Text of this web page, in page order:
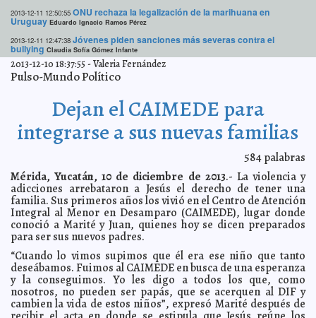
2013-12-11 12:50:55 ONU rechaza la legalización de la marihuana en
Uruguay Eduardo Ignacio Ramos Pérez
2013-12-11 12:47:38 Jóvenes piden sanciones más severas contra el
bullying Claudia Sofía Gómez Infante
2013-12-11 12:43:00 Es normal la etapa cuando el niño muerde
Briceño Sánchez
Gómez Infante
2013-12-11 06:21:55 Adam Sandler es el actor menos rentable de Hollywood
Claudia Sofía Gómez Infante
Recomendaciones para no despilfarrar el aguinaldo
2013-12-11 06:11:15 Descenderá la temperatura en varios estados María del
Mar Boeta
2013-12-11 06:08:33 EE.UU rechaza iniciativa para reconocer a los
chimpancés como personas Jorge Armando León Borges
2013-12-11 06:04:39 El Personaje del Año: El Papa Francisco
León Borges
2013-12-11 05:58:39 ¿Por qué Holanda dio marcha atrás en el libre
consumo de la marihuana? Claudia Sofía Gómez Infante
2013-12-11 05:55:37 Le hacen creer que estuvo en coma 10 años para que
deje la bebida Eduardo Ignacio Ramos Pérez
2013-12-10 18:37:55-Valeria Fernández
Pulso-Mundo Político
Dejan el CAIMEDE para
integrarse a sus nuevas familias
584palabras
Mérida, Yucatán, 10 de diciembre de 2013.- La violencia y
adicciones arrebataron a Jesús el derecho de tener una
familia. Sus primeros años los vivió en el Centro de Atención
Integral al Menor en Desamparo (CAIMEDE), lugar donde
conoció a Marité y Juan, quienes hoy se dicen preparados
para ser sus nuevos padres.
“Cuando lo vimos supimos que él era ese niño que tanto
deseábamos. Fuimos al CAIMEDE en busca de una esperanza
y la conseguimos. Yo les digo a todos los que, como
nosotros, no pueden ser papás, que se acerquen al DIF y
cambien la vida de estos niños”, expresó Marité después de